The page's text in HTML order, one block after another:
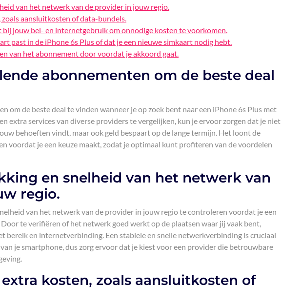
van het netwerk van de provider in jouw regio.
aansluitkosten of data-bundels.
bij jouw bel- en internetgebruik om onnodige kosten te voorkomen.
past in de iPhone 6s Plus of dat je een nieuwe simkaart nodig hebt.
van het abonnement door voordat je akkoord gaat.
abonnementen om de beste deal
om de beste deal te vinden wanneer je op zoek bent naar een iPhone 6s Plus met
extra services van diverse providers te vergelijken, kun je ervoor zorgen dat je niet
behoeften vindt, maar ook geld bespaart op de lange termijn. Het loont de
voordat je een keuze maakt, zodat je optimaal kunt profiteren van de voordelen
en snelheid van het netwerk van
regio.
van het netwerk van de provider in jouw regio te controleren voordat je een
te verifiëren of het netwerk goed werkt op de plaatsen waar jij vaak bent,
bereik en internetverbinding. Een stabiele en snelle netwerkverbinding is cruciaal
je smartphone, dus zorg ervoor dat je kiest voor een provider die betrouwbare
kosten, zoals aansluitkosten of